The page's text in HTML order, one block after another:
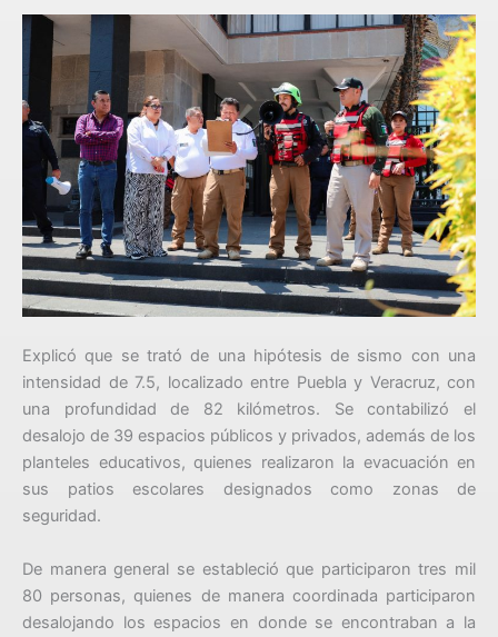
Explicó que se trató de una hipótesis de sismo con una
intensidad de 7.5, localizado entre Puebla y Veracruz, con
una profundidad de 82 kilómetros. Se contabilizó el
desalojo de 39 espacios públicos y privados, además de los
planteles educativos, quienes realizaron la evacuación en
sus patios escolares designados como zonas de
seguridad.
De manera general se estableció que participaron tres mil
80 personas, quienes de manera coordinada participaron
desalojando los espacios en donde se encontraban a la